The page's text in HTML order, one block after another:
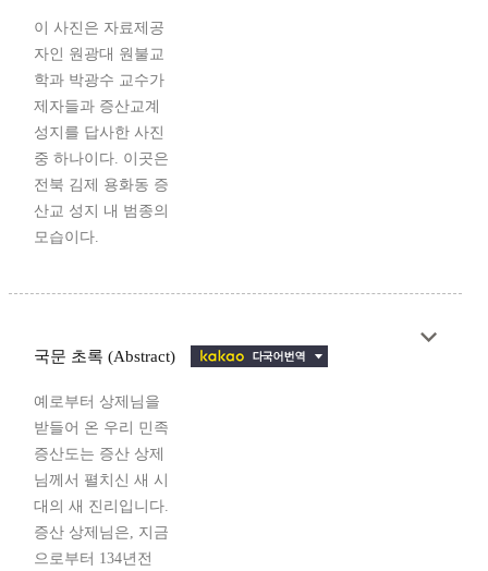
이 사진은 자료제공
자인 원광대 원불교
학과 박광수 교수가
제자들과 증산교계
성지를 답사한 사진
중 하나이다. 이곳은
전북 김제 용화동 증
산교 성지 내 범종의
모습이다.
국문 초록 (Abstract)
예로부터 상제님을
받들어 온 우리 민족
증산도는 증산 상제
님께서 펼치신 새 시
대의 새 진리입니다.
증산 상제님은, 지금
으로부터 134년전